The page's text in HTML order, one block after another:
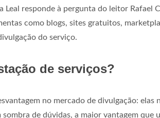
Leal responde à pergunta do leitor Rafael
como blogs, sites gratuitos,
do serviço.
de serviços?
no mercado de divulgação: elas
de dúvidas, a maior vantagem que